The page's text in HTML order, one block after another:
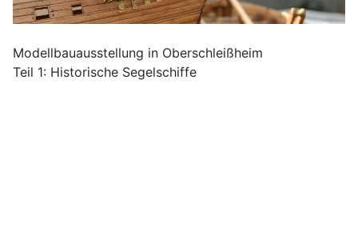
Modellbauausstellung in Oberschleißheim
Teil 1: Historische Segelschiffe